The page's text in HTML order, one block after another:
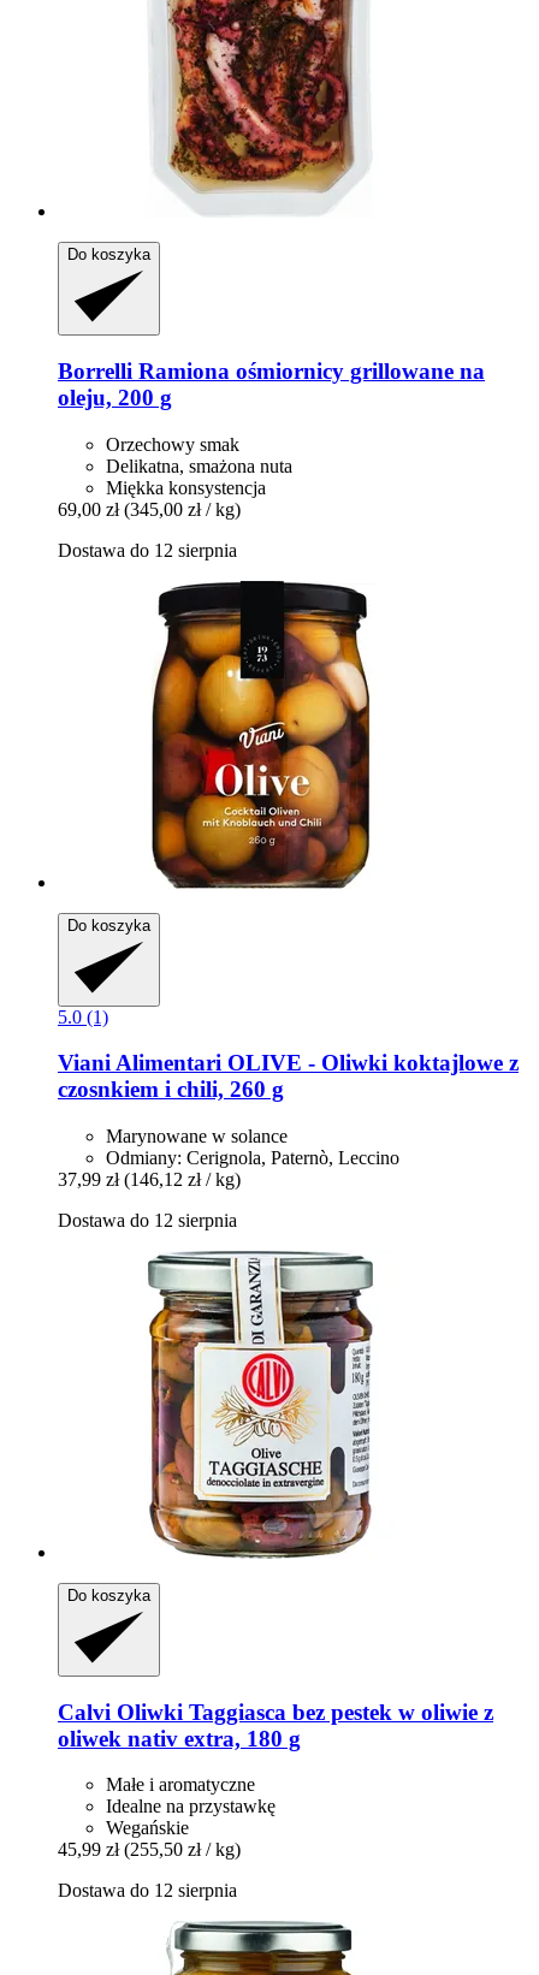
Do koszyka
Borrelli Ramiona ośmiornicy grillowane na
oleju, 200 g
Orzechowy smak
Delikatna, smażona nuta
Miękka konsystencja
69,00 zł (345,00 zł / kg)
Dostawa do 12 sierpnia
Do koszyka
5.0 (1)
Viani Alimentari OLIVE -​ Oliwki koktajlowe z
czosnkiem i chili, 260 g
Marynowane w solance
Odmiany: Cerignola, Paternò, Leccino
37,99 zł (146,12 zł / kg)
Dostawa do 12 sierpnia
Do koszyka
Calvi Oliwki Taggiasca bez pestek w oliwie z
oliwek nativ extra, 180 g
Małe i aromatyczne
Idealne na przystawkę
Wegańskie
45,99 zł (255,50 zł / kg)
Dostawa do 12 sierpnia